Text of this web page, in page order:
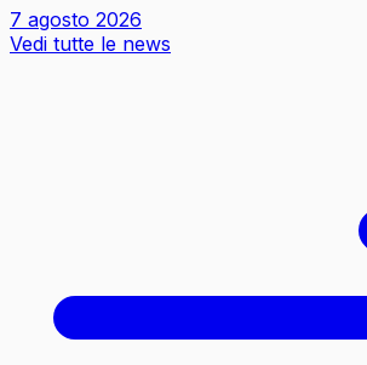
7 agosto 2026
Vedi tutte le news